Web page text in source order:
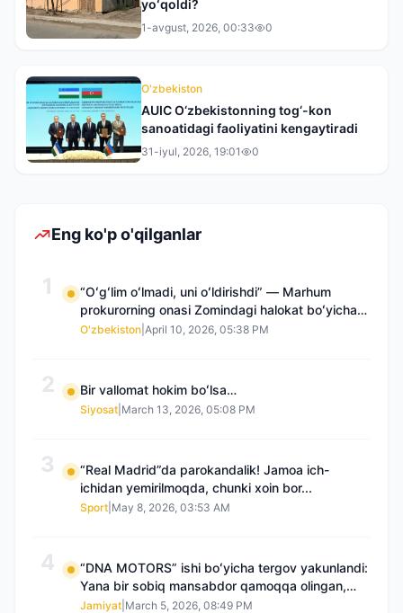
yoʻqoldi?
1-avgust, 2026, 00:33 0
O'zbekiston
AUIC O‘zbekistonning tog‘-kon
sanoatidagi faoliyatini kengaytiradi
31-iyul, 2026, 19:01 0
Eng ko'p o'qilganlar
1
“Oʻgʻlim oʻlmadi, uni oʻldirishdi” — Marhum
prokurorning onasi Zomindagi halokat boʻyicha
qayta tergov talab qilmoqda
O'zbekiston April 10, 2026, 05:38 PM
2 Bir vallomat hokim boʻlsa…
Siyosat March 13, 2026, 05:08 PM
3
“Real Madrid”da parokandalik! Jamoa ich-
ichidan yemirilmoqda, chunki xoin bor...
Sport May 8, 2026, 03:53 AM
4
“DNA MOTORS” ishi boʻyicha tergov yakunlandi:
Yana bir sobiq mansabdor qamoqqa olingan,
Saidnazirxanovaning “zami” gʻoyib boʻlgan
Jamiyat March 5, 2026, 08:49 PM